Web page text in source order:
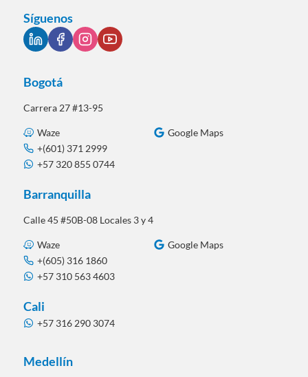
Síguenos
Bogotá
Carrera 27 #13-95
Waze
Google Maps
+(601) 371 2999
+57 320 855 0744
Barranquilla
Calle 45 #50B-08 Locales 3 y 4
Waze
Google Maps
+(605) 316 1860
+57 310 563 4603
Cali
+57 316 290 3074
Medellín